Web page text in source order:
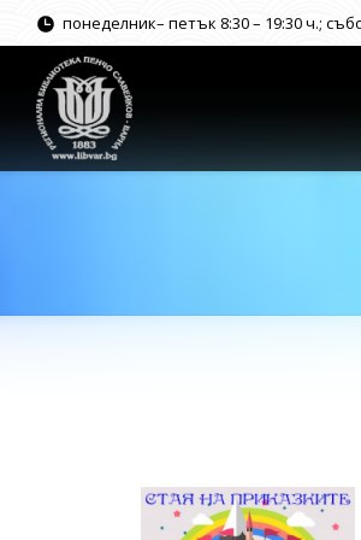
понеделник– петък 8:30 – 19:30 ч.;